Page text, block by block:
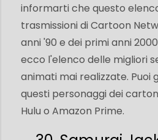
informarti che questo
trasmissioni di Cartoon
anni '90 e dei primi anni
ecco l'elenco delle migliori
animati mai realizzate. Puoi
questi personaggi dei
Hulu o Amazon Prime.